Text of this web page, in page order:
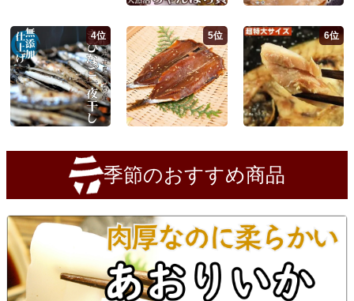
4位 5位 6位
季節のおすすめ商品